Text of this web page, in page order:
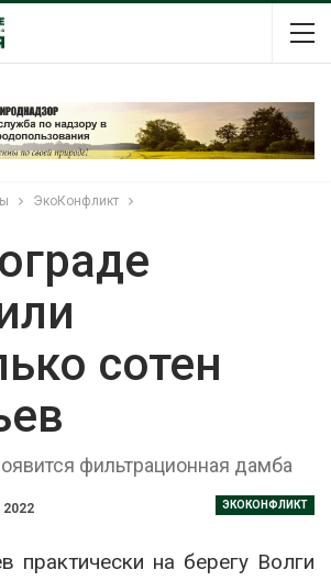
ЭкоКонфликт
сотен
фильтрационная дамба
ЭКОКОНФЛИКТ
2022
практически на берегу Волги